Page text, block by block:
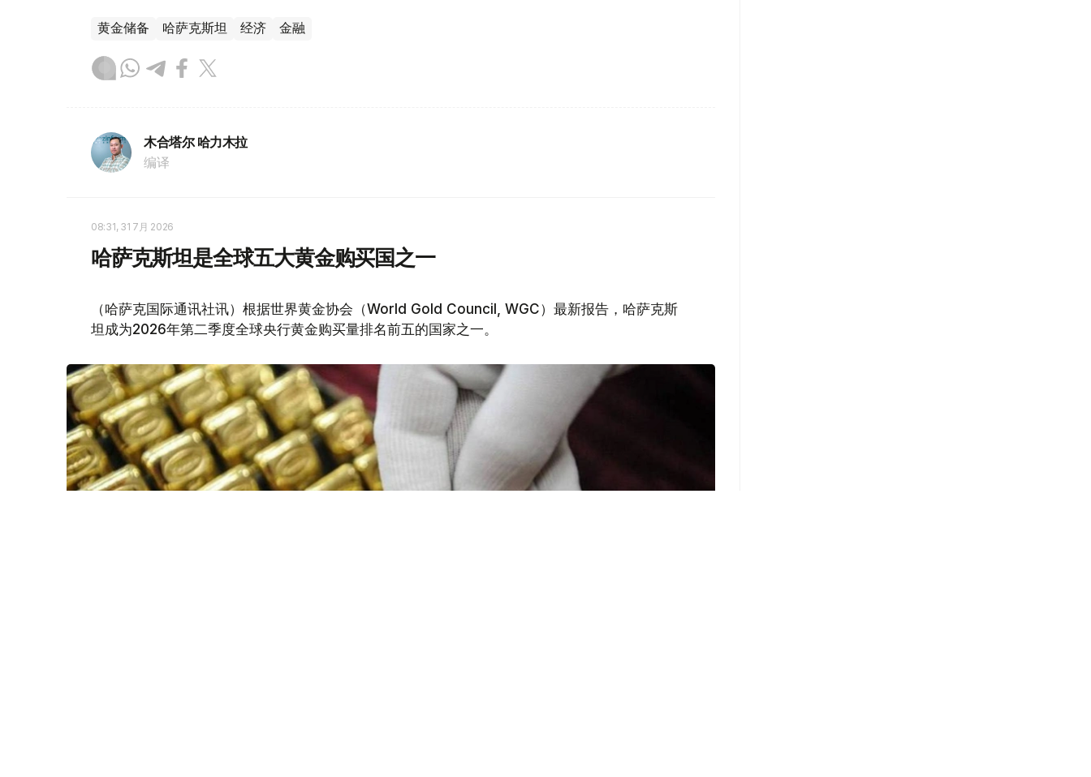
黄金储备 哈萨克斯坦 经济 金融
木合塔尔 哈力木拉
编译
08:31, 31 7月 2026
哈萨克斯坦是全球五大黄金购买国之一
（哈萨克国际通讯社讯）根据世界黄金协会（World Gold Council, WGC）最新报告，哈萨克斯
坦成为2026年第二季度全球央行黄金购买量排名前五的国家之一。